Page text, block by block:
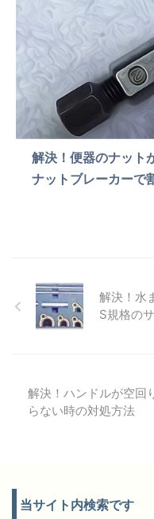
解決！便器のナット
ナットブレーカーで
解決！水
S規格の
解決！ハンドルが空回
らない時の対処方法
当サイト内検索です